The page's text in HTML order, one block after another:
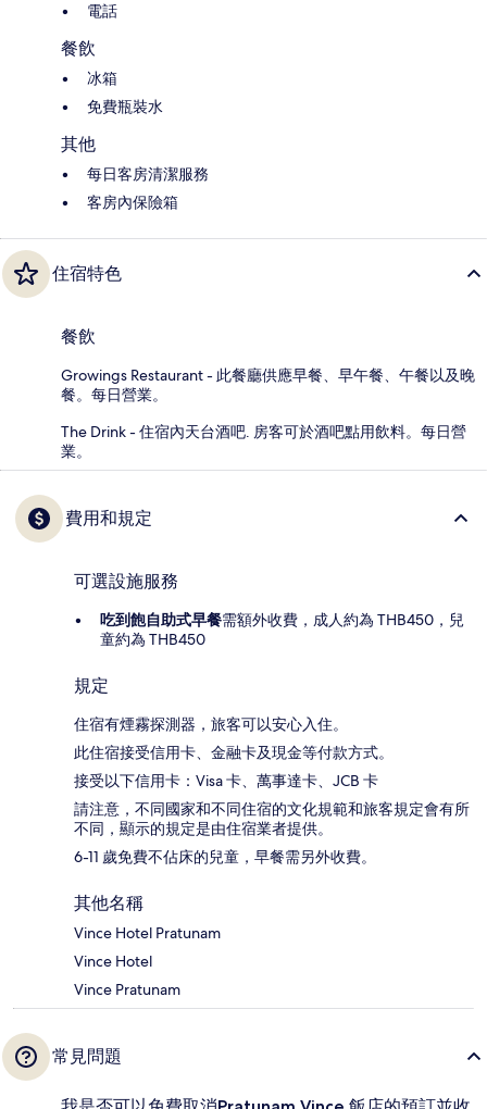
電話
餐飲
冰箱
免費瓶裝水
其他
每日客房清潔服務
客房內保險箱
住宿特色
餐飲
Growings Restaurant - 此餐廳供應早餐、早午餐、午餐以及晚
餐。每日營業。
The Drink - 住宿內天台酒吧. 房客可於酒吧點用飲料。每日營
業。
費用和規定
可選設施服務
吃到飽自助式早餐需額外收費，成人約為 THB450，兒
童約為 THB450
規定
住宿有煙霧探測器，旅客可以安心入住。
此住宿接受信用卡、金融卡及現金等付款方式。
接受以下信用卡：Visa 卡、萬事達卡、JCB 卡
請注意，不同國家和不同住宿的文化規範和旅客規定會有所
不同，顯示的規定是由住宿業者提供。
6-11 歲免費不佔床的兒童，早餐需另外收費。
其他名稱
Vince Hotel Pratunam
Vince Hotel
Vince Pratunam
常見問題